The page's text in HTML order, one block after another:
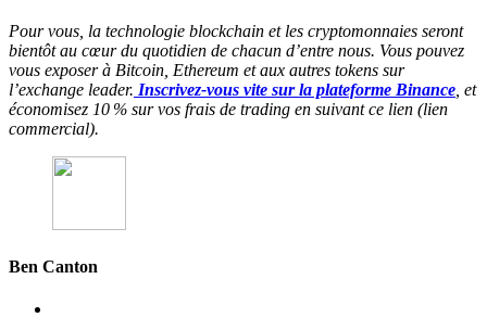
Pour vous, la technologie blockchain et les cryptomonnaies seront
bientôt au cœur du quotidien de chacun d’entre nous. Vous pouvez
vous exposer à Bitcoin, Ethereum et aux autres tokens sur
l’exchange leader. Inscrivez-vous vite sur la plateforme Binance , et
économisez 10 % sur vos frais de trading en suivant ce lien (lien
commercial).
Ben Canton